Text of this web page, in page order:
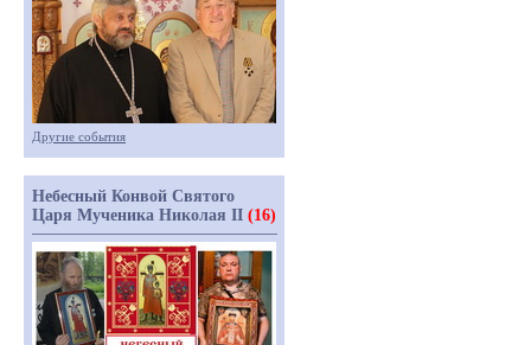
Другие события
Небесный Конвой Святого
Царя Мученика Николая II (16)